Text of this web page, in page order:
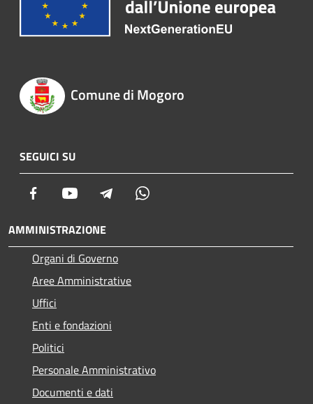
Comune di Mogoro
SEGUICI SU
Facebook Youtube Telegram
AMMINISTRAZIONE
Organi di Governo
Aree Amministrative
Uffici
Enti e fondazioni
Politici
Personale Amministrativo
Documenti e dati